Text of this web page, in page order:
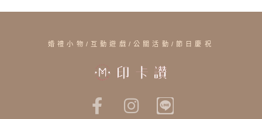
婚禮小物/互動遊戲/公關活動/節日慶祝